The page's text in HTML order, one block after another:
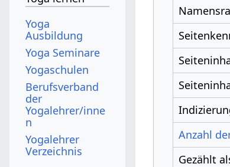
Anzahl
Gezählt
Yoga
Ausbildung
Yoga Seminare
Yogaschulen
Berufsverband
der
Yogalehrer/inne
n
Yogalehrer
Verzeichnis